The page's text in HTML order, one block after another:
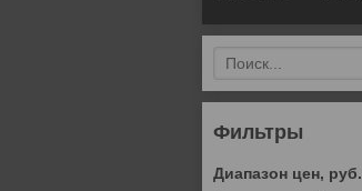
Фильтры
Диапазон цен, руб.